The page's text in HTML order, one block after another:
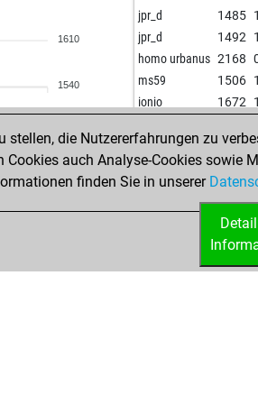
hinterbänkler 1304
ksaf1033 1363
avantag 1557
liteviller 1369
makh61 1321
hohah 1378
juergen18 1315
max engels 1280
flylife 1546
1534
1700
1597
1573
1610
1540
jpr_d 1485 1
jpr_d 1492 1
homo urbanus 2168
ms59 1506 1
ionio 1672 1
die Nutzererfahrungen zu
auch Analyse-Cookies sowie
finden Sie in unserer